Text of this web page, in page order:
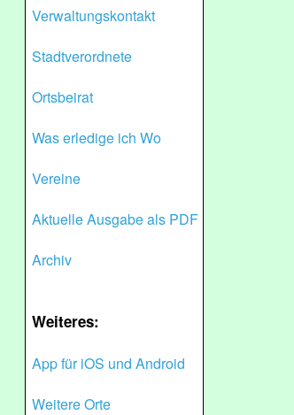
Verwaltungskontakt
Stadtverordnete
Ortsbeirat
Was erledige ich Wo
Vereine
Aktuelle Ausgabe als PDF
Archiv
Weiteres:
App für iOS und Android
Weitere Orte